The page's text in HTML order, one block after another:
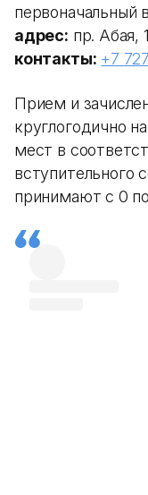
первоначальный
адрес: пр. Абая,
контакты: +7
Прием и
круглогодично
мест в
вступительного
принимают с 0 по